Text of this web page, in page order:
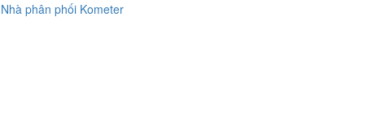
phân phối Kometer